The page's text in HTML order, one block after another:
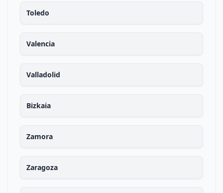
Toledo
Valencia
Valladolid
Bizkaia
Zamora
Zaragoza